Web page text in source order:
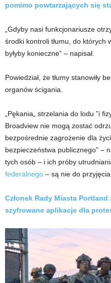
pomimo powtarzających się
„Gdyby nasi funkcjonariusze
środki kontroli tłumu, do których
byłyby konieczne” – napisał.
Powiedział, że tłumy stanowiły
organów ścigania.
„Pękania„ strzelania do lodu ”i
Broadview nie mogą zostać
bezpośrednie zagrożenie dla
bezpieczeństwa publicznego” –
tych osób – i ich próby
federalnego – są nie do przyjęcia
Członek Rady Miasta
szyfrowane aplikacje dla